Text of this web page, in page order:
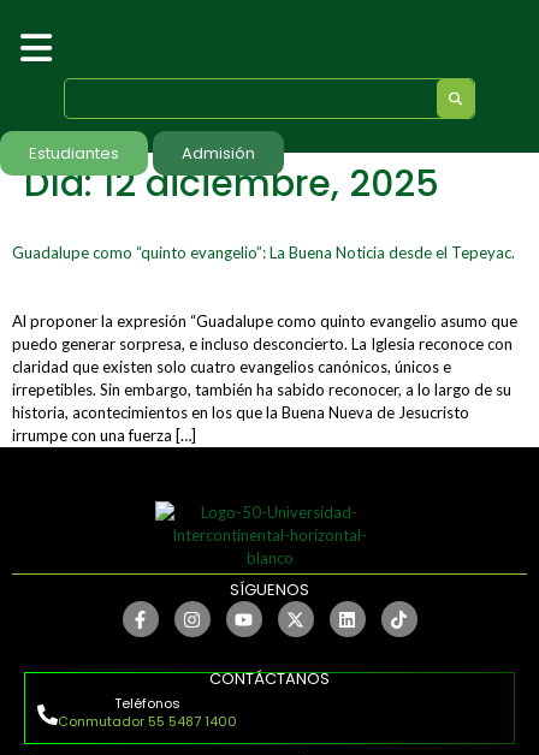
Estudiantes Admisión
Día:12 diciembre, 2025
Guadalupe como “quinto evangelio”: La Buena Noticia desde el Tepeyac.
Al proponer la expresión “Guadalupe como quinto evangelio asumo que
puedo generar sorpresa, e incluso desconcierto. La Iglesia reconoce con
claridad que existen solo cuatro evangelios canónicos, únicos e
irrepetibles. Sin embargo, también ha sabido reconocer, a lo largo de su
historia, acontecimientos en los que la Buena Nueva de Jesucristo
irrumpe con una fuerza […]
SÍGUENOS
CONTÁCTANOS
Teléfonos
Conmutador 55 5487 1400